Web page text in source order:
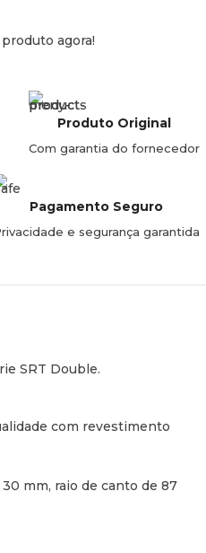
agora!
Produto Original
Com garantia do fornecedor
Pagamento Seguro
e segurança garantida
SRT Double.
com revestimento
mm, raio de canto de 87